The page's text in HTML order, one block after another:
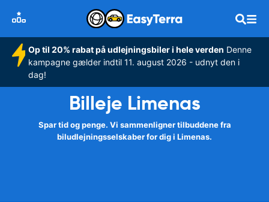
Op til 20% rabat på udlejningsbiler i hele verden Denne
kampagne gælder indtil 11. august 2026 - udnyt den i
dag!
Billeje Limenas
Spar tid og penge. Vi sammenligner tilbuddene fra
biludlejningsselskaber for dig i Limenas.